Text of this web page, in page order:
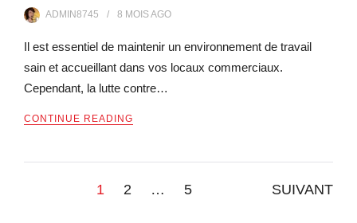
ADMIN8745 8 MOISAGO
Il est essentiel de maintenir un environnement de travail
sain et accueillant dans vos locaux commerciaux.
Cependant, la lutte contre…
CONTINUE READING
Pagination
1 2 … 5 SUIVANT